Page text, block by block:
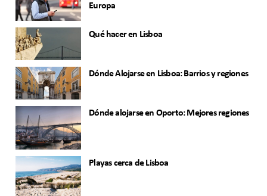
Europa
Qué hacer en Lisboa
Dónde Alojarse en Lisboa: Barrios y regiones
Dónde alojarse en Oporto: Mejores regiones
Playas cerca de Lisboa